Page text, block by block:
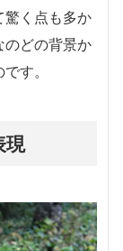
驚く点も多か
のどの背景か
す。
現